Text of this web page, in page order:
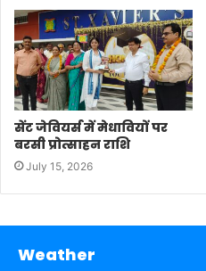
सेंट जेवियर्स में मेधावियों पर
बरसी प्रोत्साहन राशि
July 15, 2026
Weather